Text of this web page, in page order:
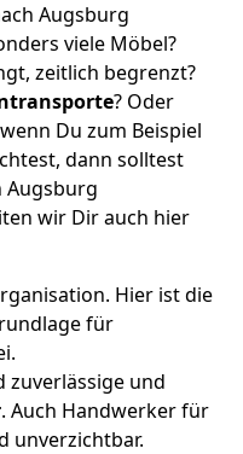
Augsburg
viele Möbel?
zeitlich begrenzt?
? Oder
Du zum Beispiel
dann solltest
Augsburg
wir Dir auch hier
Hier ist die
für
zuverlässige und
. Auch Handwerker für
unverzichtbar.